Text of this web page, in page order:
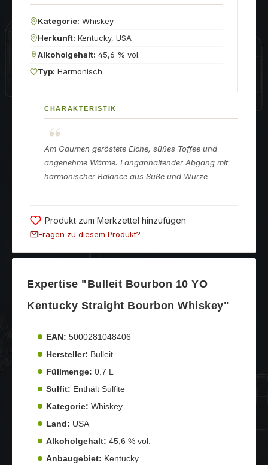
Kategorie: Whiskey
Herkunft: Kentucky, USA
Alkoholgehalt: 45,6 % vol.
Typ: Harmonisch
CHARAKTERISTIK
Am Gaumen geröstete Eiche, süßes Toffee und
angenehme Wärme. Langanhaltender Abgang mit
harmonischer Balance aus Süße und Würze
Produkt zum Merkzettel hinzufügen
Fragen zu diesem Produkt?
Expertise "Bulleit Bourbon 10 YO
Kentucky Straight Bourbon Whiskey"
EAN: 5000281048406
Hersteller: Bulleit
Füllmenge: 0.7 L
Sulfit: Enthält Sulfite
Kategorie: Whiskey
Land: USA
Alkoholgehalt: 45,6 % vol.
Anbaugebiet: Kentucky